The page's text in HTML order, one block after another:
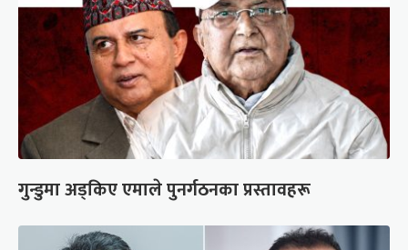
गुन्डुमा अड्किए एमाले पुनर्गठनका प्रस्तावहरू